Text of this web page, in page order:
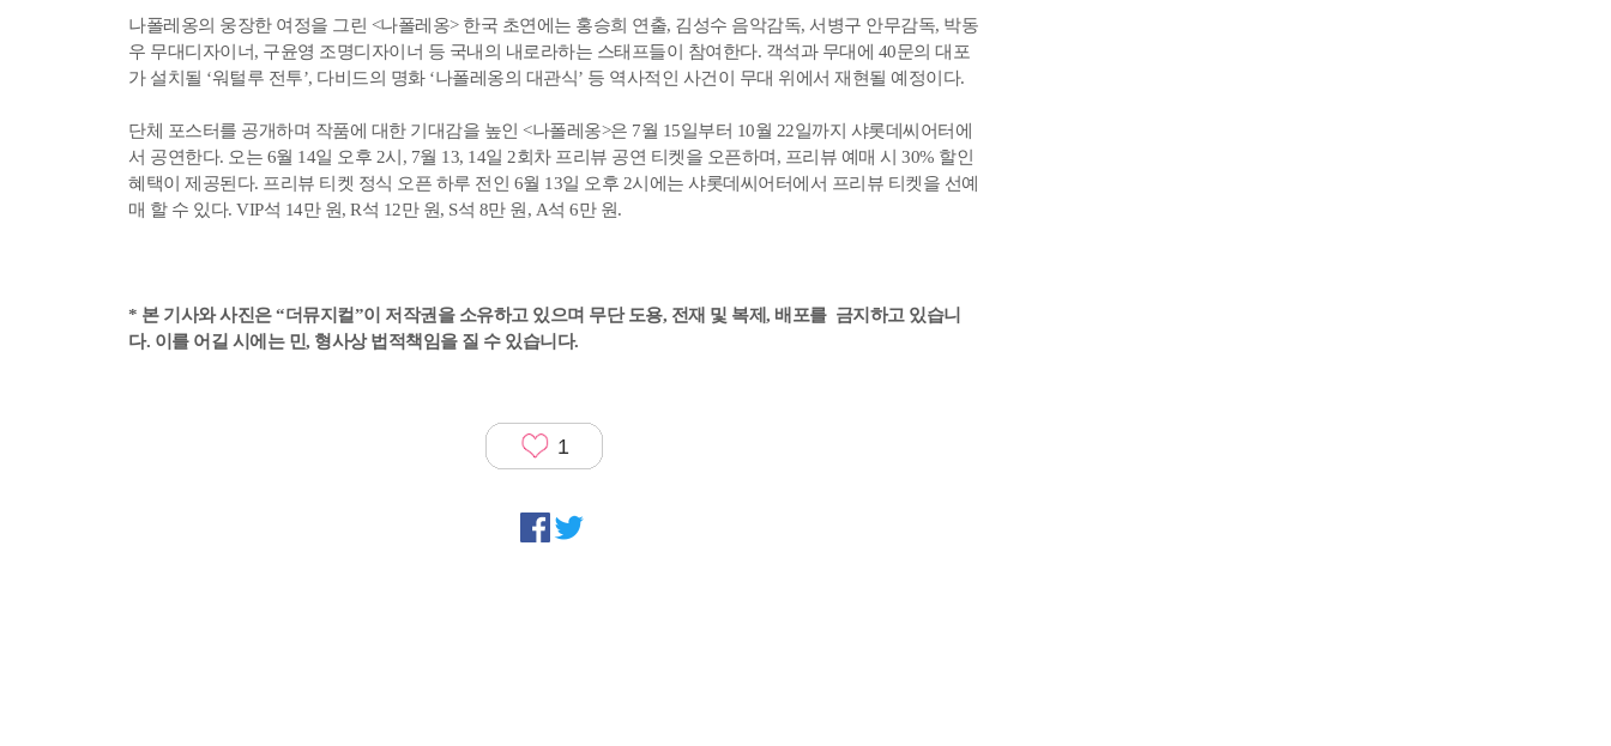
나폴레옹의 웅장한 여정을 그린 <나폴레옹> 한국 초연에는 홍승희 연출, 김성수 음악감독, 서병구 안무감독, 박동
우 무대디자이너, 구윤영 조명디자이너 등 국내의 내로라하는 스태프들이 참여한다. 객석과 무대에 40문의 대포
가 설치될 ‘워털루 전투’, 다비드의 명화 ‘나폴레옹의 대관식’ 등 역사적인 사건이 무대 위에서 재현될 예정이다.
단체 포스터를 공개하며 작품에 대한 기대감을 높인 <나폴레옹>은 7월 15일부터 10월 22일까지 샤롯데씨어터에
서 공연한다. 오는 6월 14일 오후 2시, 7월 13, 14일 2회차 프리뷰 공연 티켓을 오픈하며, 프리뷰 예매 시 30% 할인
혜택이 제공된다. 프리뷰 티켓 정식 오픈 하루 전인 6월 13일 오후 2시에는 샤롯데씨어터에서 프리뷰 티켓을 선예
매 할 수 있다. VIP석 14만 원, R석 12만 원, S석 8만 원, A석 6만 원.
* 본 기사와 사진은 “더뮤지컬”이 저작권을 소유하고 있으며 무단 도용, 전재 및 복제, 배포를 금지하고 있습니
다. 이를 어길 시에는 민, 형사상 법적책임을 질 수 있습니다.
1